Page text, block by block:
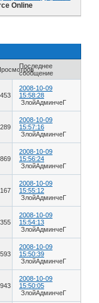
Online
Последнее
сообщение
2008-10-09
15:58:28
ЗлойАдминчеГ
2008-10-09
15:57:16
ЗлойАдминчеГ
2008-10-09
15:56:24
ЗлойАдминчеГ
2008-10-09
15:55:12
ЗлойАдминчеГ
2008-10-09
15:54:13
ЗлойАдминчеГ
2008-10-09
15:50:39
ЗлойАдминчеГ
2008-10-09
15:50:05
ЗлойАдминчеГ